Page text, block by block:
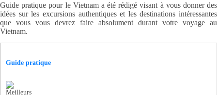
Guide pratique pour le Vietnam a été rédigé visant à vous donner des
idées sur les excursions authentiques et les destinations intéressantes
que vous vous devrez faire absolument durant votre voyage au
Vietnam.
Guide pratique